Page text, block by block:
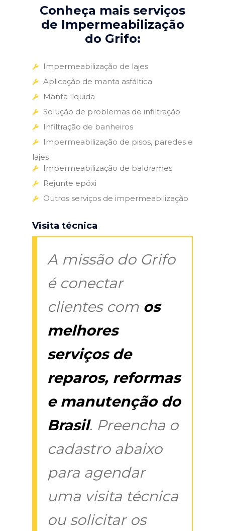
Conheça mais serviços
de Impermeabilização
do Grifo:
Impermeabilização de lajes
Aplicação de manta asfáltica
Manta líquida
Solução de problemas de infiltração
Infiltração de banheiros
Impermeabilização de pisos, paredes e
lajes
Impermeabilização de baldrames
Rejunte epóxi
Outros serviços de impermeabilização
Visita técnica
A missão do Grifo
é conectar
clientes com os
melhores
serviços de
reparos, reformas
e manutenção do
Brasil. Preencha o
cadastro abaixo
para agendar
uma visita técnica
ou solicitar os